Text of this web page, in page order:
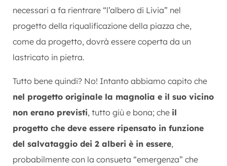
necessari a fa rientrare “l’albero di Livia” nel
progetto della riqualificazione della piazza che,
come da progetto, dovrà essere coperta da un
lastricato in pietra.
Tutto bene quindi? No! Intanto abbiamo capito che
nel progetto originale la magnolia e il suo vicino
non erano previsti, tutto giù e bona; che il
progetto che deve essere ripensato in funzione
del salvataggio dei 2 alberi è in essere,
probabilmente con la consueta “emergenza” che